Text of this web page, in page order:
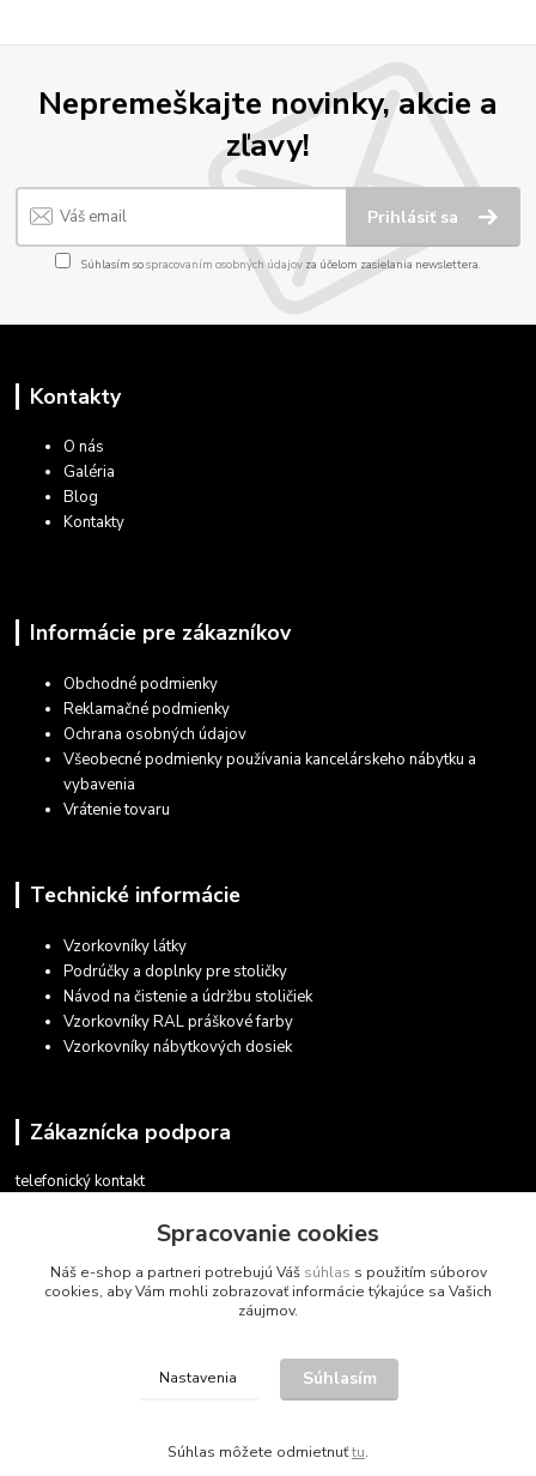
Nepremeškajte novinky, akcie a
zľavy!
Prihlásiť sa
Súhlasím sospracovaním osobných údajov za účelom zasielania newslettera.
Kontakty
O nás
Galéria
Blog
Kontakty
Informácie pre zákazníkov
Obchodné podmienky
Reklamačné podmienky
Ochrana osobných údajov
Všeobecné podmienky používania kancelárskeho nábytku a
vybavenia
Vrátenie tovaru
Technické informácie
Vzorkovníky látky
Podrúčky a doplnky pre stoličky
Návod na čistenie a údržbu stoličiek
Vzorkovníky RAL práškové farby
Vzorkovníky nábytkových dosiek
Zákaznícka podpora
telefonický kontakt
v pracovných dňoch 08.30 - 16.00
obchod@marketsk.sk
© 2013 - 2026
Spracovanie cookies
Náš e-shop a partneri potrebujú Váš súhlas s použitím súborov
cookies, aby Vám mohli zobrazovať informácie týkajúce sa Vašich
záujmov.
Nastavenia Súhlasím
Súhlas môžete odmietnuťtu.